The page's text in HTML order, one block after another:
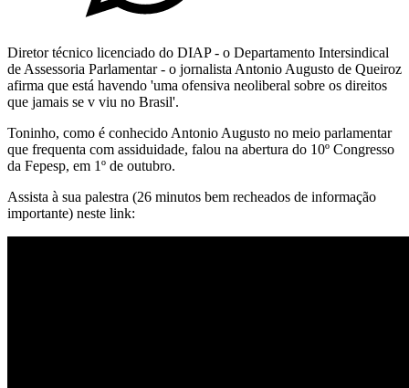
Diretor técnico licenciado do DIAP - o Departamento Intersindical
de Assessoria Parlamentar - o jornalista Antonio Augusto de Queiroz
afirma que está havendo 'uma ofensiva neoliberal sobre os direitos
que jamais se v viu no Brasil'.
Toninho, como é conhecido Antonio Augusto no meio parlamentar
que frequenta com assiduidade, falou na abertura do 10º Congresso
da Fepesp, em 1º de outubro.
Assista à sua palestra (26 minutos bem recheados de informação
importante) neste link: